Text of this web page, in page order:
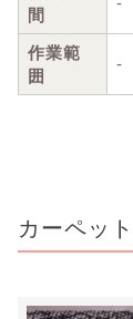
間
作業範
囲
-
カーペッ